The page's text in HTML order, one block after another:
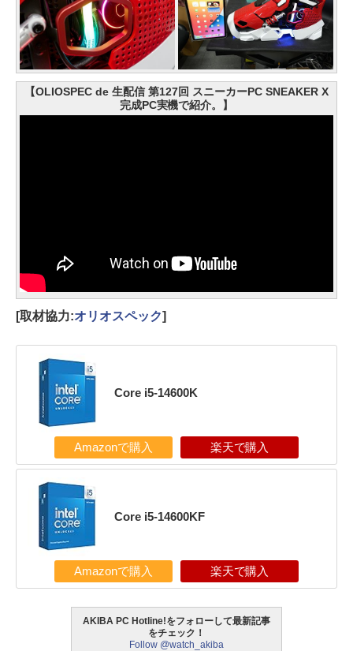
【OLIOSPEC de 生配信 第127回 スニーカーPC SNEAKER X
完成PC実機で紹介。】
[取材協力:オリオスペック]
Core i5-14600K
Amazonで購入 楽天で購入
Core i5-14600KF
Amazonで購入 楽天で購入
AKIBA PC Hotline!をフォローして最新記事
をチェック！
Follow @watch_akiba